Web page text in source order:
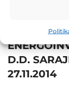
D.D.
27.11.2014